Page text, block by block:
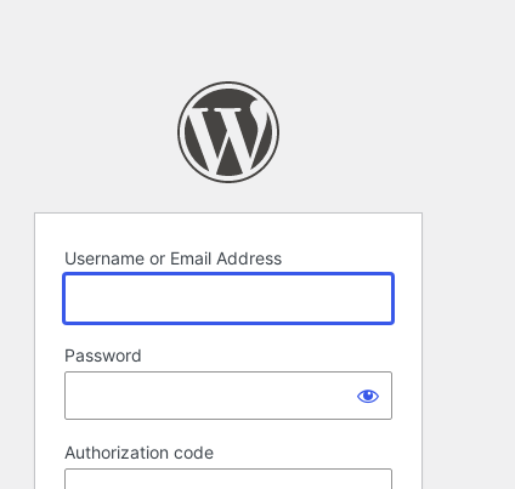
Username or Email Address
Password
Authorization code